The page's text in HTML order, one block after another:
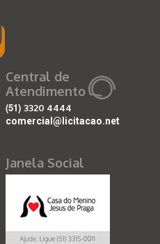
Central de
Atendimento
(51) 3320 4444
comercial@licitacao.net
Janela Social